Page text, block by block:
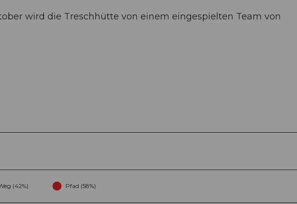
wird die Treschhütte von einem eingespielten Team von
(42%) Pfad (58%)